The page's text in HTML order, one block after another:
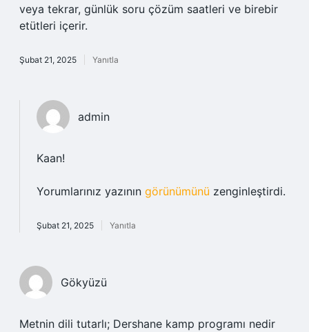
veya tekrar, günlük soru çözüm saatleri ve birebir
etütleri içerir.
Şubat 21, 2025 Yanıtla
admin
Kaan!
Yorumlarınız yazının görünümünü zenginleştirdi.
Şubat 21, 2025 Yanıtla
Gökyüzü
Metnin dili tutarlı; Dershane kamp programı nedir